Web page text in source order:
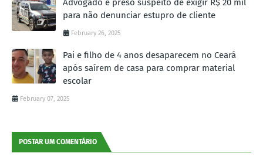
Advogado é preso suspeito de exigir R$ 20 mil
para não denunciar estupro de cliente
February 26, 2025
Pai e filho de 4 anos desaparecem no Ceará
após saírem de casa para comprar material
escolar
February 07, 2025
POSTAR UM COMENTÁRIO